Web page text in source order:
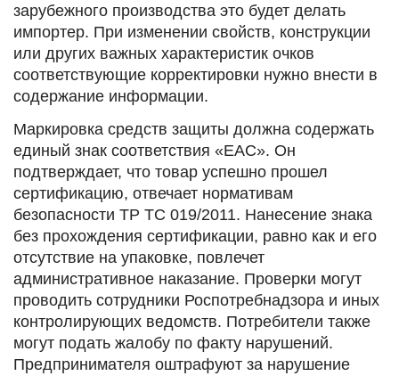
зарубежного производства это будет делать
импортер. При изменении свойств, конструкции
или других важных характеристик очков
соответствующие корректировки нужно внести в
содержание информации.
Маркировка средств защиты должна содержать
единый знак соответствия «ЕАС». Он
подтверждает, что товар успешно прошел
сертификацию, отвечает нормативам
безопасности ТР ТС 019/2011. Нанесение знака
без прохождения сертификации, равно как и его
отсутствие на упаковке, повлечет
административное наказание. Проверки могут
проводить сотрудники Роспотребнадзора и иных
контролирующих ведомств. Потребители также
могут подать жалобу по факту нарушений.
Предпринимателя оштрафуют за нарушение